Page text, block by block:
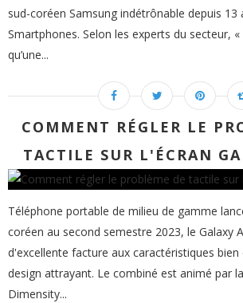
sud-coréen Samsung indétrônable depuis 13
Smartphones. Selon les experts du secteur,
qu’une...
COMMENT RÉGLER LE
TACTILE SUR L'ÉCRAN
Téléphone portable de milieu de gamme
coréen au second semestre 2023, le Galaxy
d'excellente facture aux caractéristiques bien
design attrayant. Le combiné est animé par
Dimensity...